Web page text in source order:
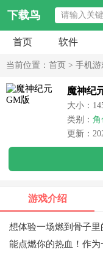
下载鸟
首页 软件
当前位置： 首页 > 手机游
魔神纪
大小：
类别： 角
更新：
游戏介绍
想体验一场燃到骨子
能点燃你的热血！作